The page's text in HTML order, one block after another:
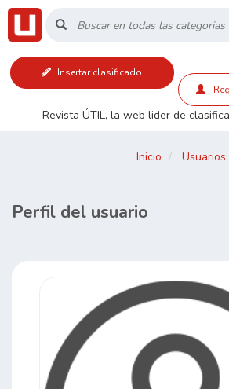
Insertar clasificado
Revista ÚTIL, la web lider de
Inicio
RSS
Inicio Usuarios
Perfil del usuario